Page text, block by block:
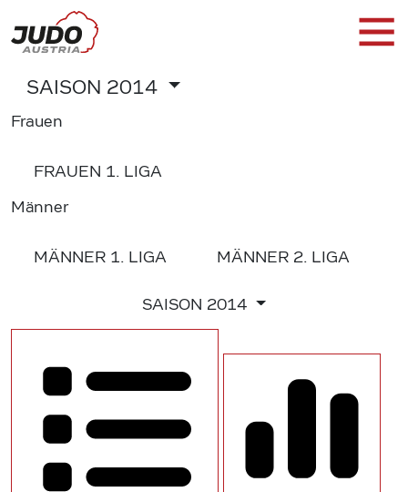
SAISON 2014
Frauen
FRAUEN 1. LIGA
Männer
MÄNNER 1. LIGA MÄNNER 2. LIGA
SAISON 2014